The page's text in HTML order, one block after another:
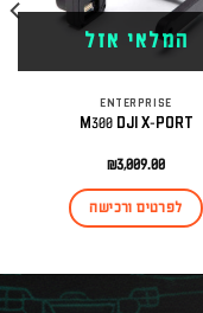
המלאי אזל
ENTERPRISE
M300 DJI X-PORT
₪3,009.00
לפרטים ורכישה